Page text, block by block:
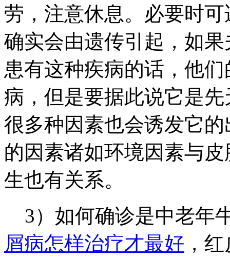
劳，注意休息。必要时
确实会由遗传引起，如
患有这种疾病的话，他
病，但是要据此说它是
很多种因素也会诱发它
的因素诸如环境因素与
生也有关系。
3）如何确诊是中老年
屑病怎样治疗才最好 ，